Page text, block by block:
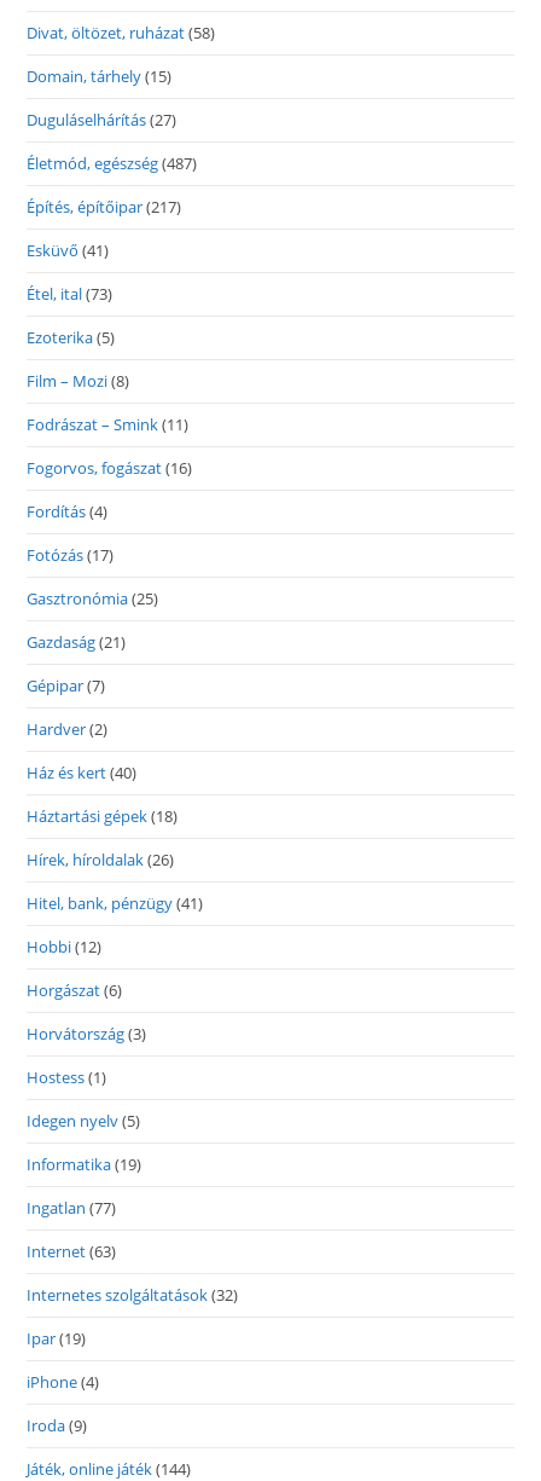
Divat, öltözet, ruházat(58)
Domain, tárhely(15)
Duguláselhárítás(27)
Életmód, egészség(487)
Építés, építőipar(217)
Esküvő (41)
Étel, ital(73)
Ezoterika(5)
Film – Mozi(8)
Fodrászat – Smink(11)
Fogorvos, fogászat(16)
Fordítás(4)
Fotózás(17)
Gasztronómia(25)
Gazdaság(21)
Gépipar(7)
Hardver(2)
Ház és kert(40)
Háztartási gépek(18)
Hírek, híroldalak(26)
Hitel, bank, pénzügy(41)
Hobbi(12)
Horgászat(6)
Horvátország(3)
Hostess(1)
Idegen nyelv(5)
Informatika(19)
Ingatlan (77)
Internet(63)
Internetes szolgáltatások(32)
Ipar(19)
iPhone(4)
Iroda(9)
Játék, online játék(144)